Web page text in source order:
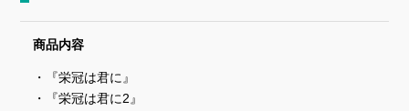
商品内容
・『栄冠は君に』
・『栄冠は君に2』